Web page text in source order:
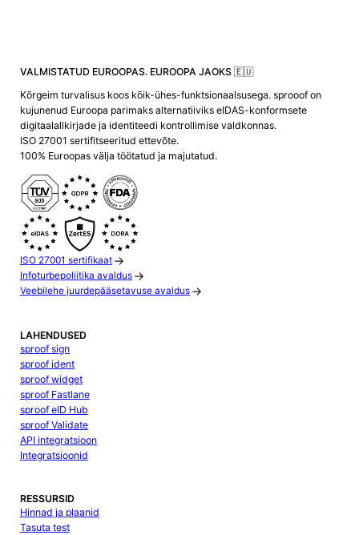
VALMISTATUD EUROOPAS. EUROOPA JAOKS 🇪🇺
Kõrgeim turvalisus koos kõik-ühes-funktsionaalsusega. sprooof on
kujunenud Euroopa parimaks alternatiiviks eIDAS-konformsete
digitaalallkirjade ja identiteedi kontrollimise valdkonnas.
ISO 27001 sertifitseeritud ettevõte.
100% Euroopas välja töötatud ja majutatud.
ISO 27001 sertifikaat
Infoturbepoliitika avaldus
Veebilehe juurdepääsetavuse avaldus
LAHENDUSED
sproof sign
sproof ident
sproof widget
sproof Fastlane
sproof eID Hub
sproof Validate
API integratsioon
Integratsioonid
RESSURSID
Hinnad ja plaanid
Tasuta test